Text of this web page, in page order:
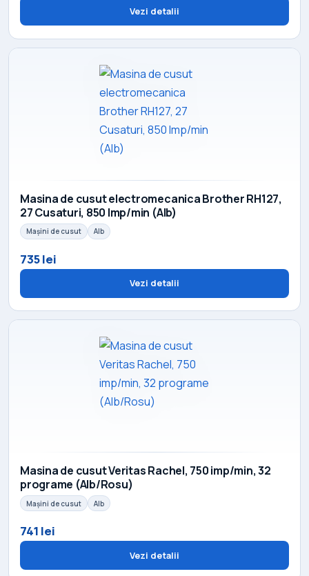
Vezi detalii
Masina de cusut electromecanica Brother RH127,
27 Cusaturi, 850 Imp/min (Alb)
Mașini de cusut Alb
735 lei
Vezi detalii
Masina de cusut Veritas Rachel, 750 imp/min, 32
programe (Alb/Rosu)
Mașini de cusut Alb
741 lei
Vezi detalii